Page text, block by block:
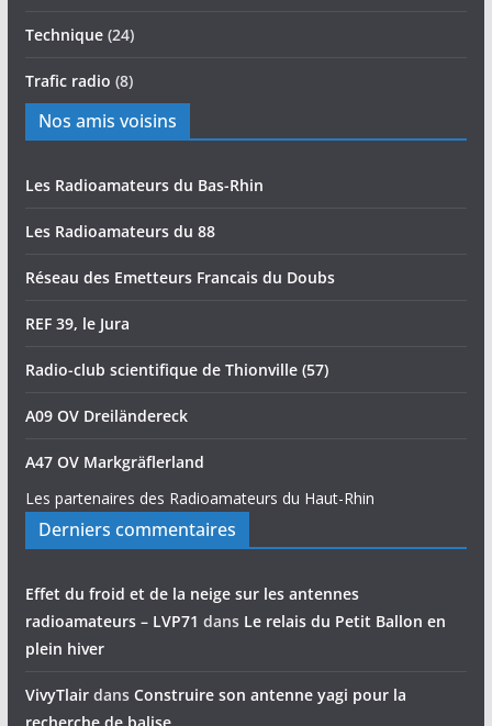
Technique(24)
Trafic radio (8)
Nos amis voisins
Les Radioamateurs du Bas-Rhin
Les Radioamateurs du 88
Réseau des Emetteurs Francais du Doubs
REF 39, le Jura
Radio-club scientifique de Thionville (57)
A09 OV Dreiländereck
A47 OV Markgräflerland
Les partenaires des Radioamateurs du Haut-Rhin
Derniers commentaires
Effet du froid et de la neige sur les antennes
radioamateurs – LVP71 dans Le relais du Petit Ballon en
plein hiver
VivyTlairdans Construire son antenne yagi pour la